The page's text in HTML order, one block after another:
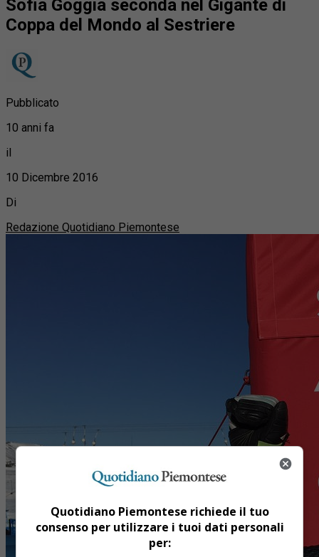
Sofia Goggia seconda nel Gigante di
Coppa del Mondo al Sestriere
Pubblicato
10 anni fa
il
10 Dicembre 2016
Di
Redazione Quotidiano Piemontese
Quotidiano Piemontese richiede il tuo
consenso per utilizzare i tuoi dati personali
per: